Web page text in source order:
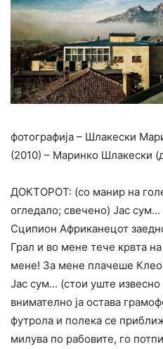
фотографија – Шлакески
(2010) – Маринко Шлакески
ДОКТОРОТ: (со манир на
огледало; свечено) Јас
Сципион Африканецот
Грал и во мене тече крвта
мене! За мене плачеше
Јас сум… (стои уште
внимателно ја остава
футрола и полека се
милува по рабовите, го